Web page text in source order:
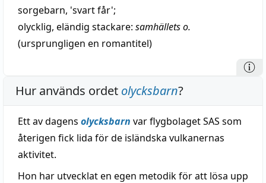
sorgebarn, 'svartfår';
olycklig, eländig stackare: samhällets o.
(ursprungligen en romantitel)
Hur används ordet olycksbarn?
Ett av dagens olycksbarn var flygbolaget SAS som
återigen fick lida för de isländska vulkanernas
aktivitet.
Hon har utvecklat en egen metodik för att lösa upp